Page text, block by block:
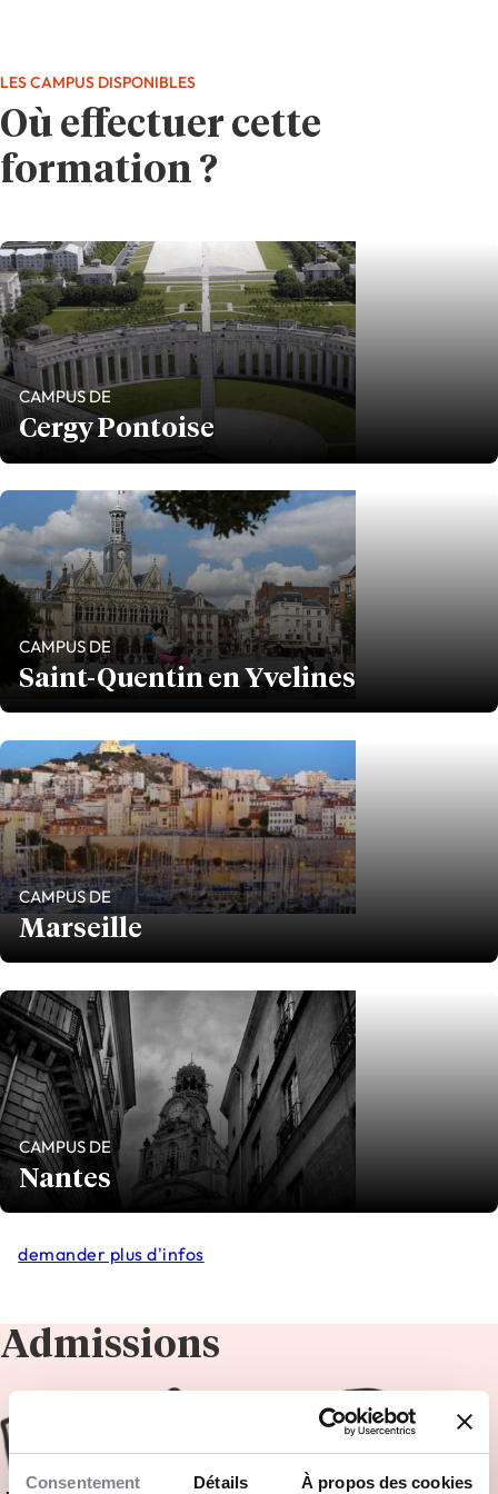
Consentement Détails À propos des cookies
Où effectuer cette
formation ?
LES CAMPUS DISPONIBLES
CAMPUS DE
Cergy Pontoise
CAMPUS DE
Saint-Quentin en Yvelines
CAMPUS DE
Marseille
CAMPUS DE
Nantes
demander plus d'infos
Admissions